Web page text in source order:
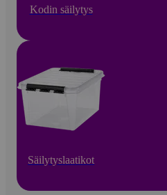
Kodin säilytys
Säilytyslaatikot